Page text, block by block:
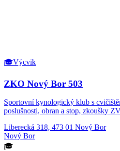
🎓Výcvik
ZKO Nový Bor 503
Sportovní kynologický klub s
poslušnosti, obran a stop, zkoušky
Liberecká 318, 473 01 Nový Bor
Nový Bor
🎓